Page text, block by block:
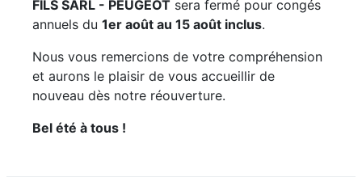
FILS SARL - PEUGEOT sera fermé pour congés
annuels du 1er août au 15 août inclus.
Nous vous remercions de votre compréhension
et aurons le plaisir de vous accueillir de
nouveau dès notre réouverture.
Bel été à tous !
Contactez nous